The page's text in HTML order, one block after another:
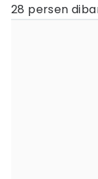
28 persen